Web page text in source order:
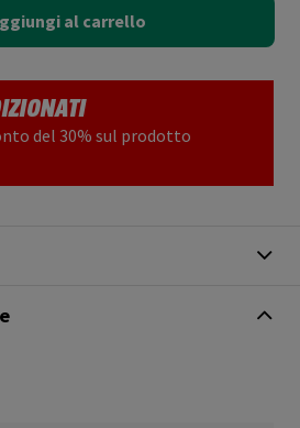
al carrello
del 30% sul prodotto